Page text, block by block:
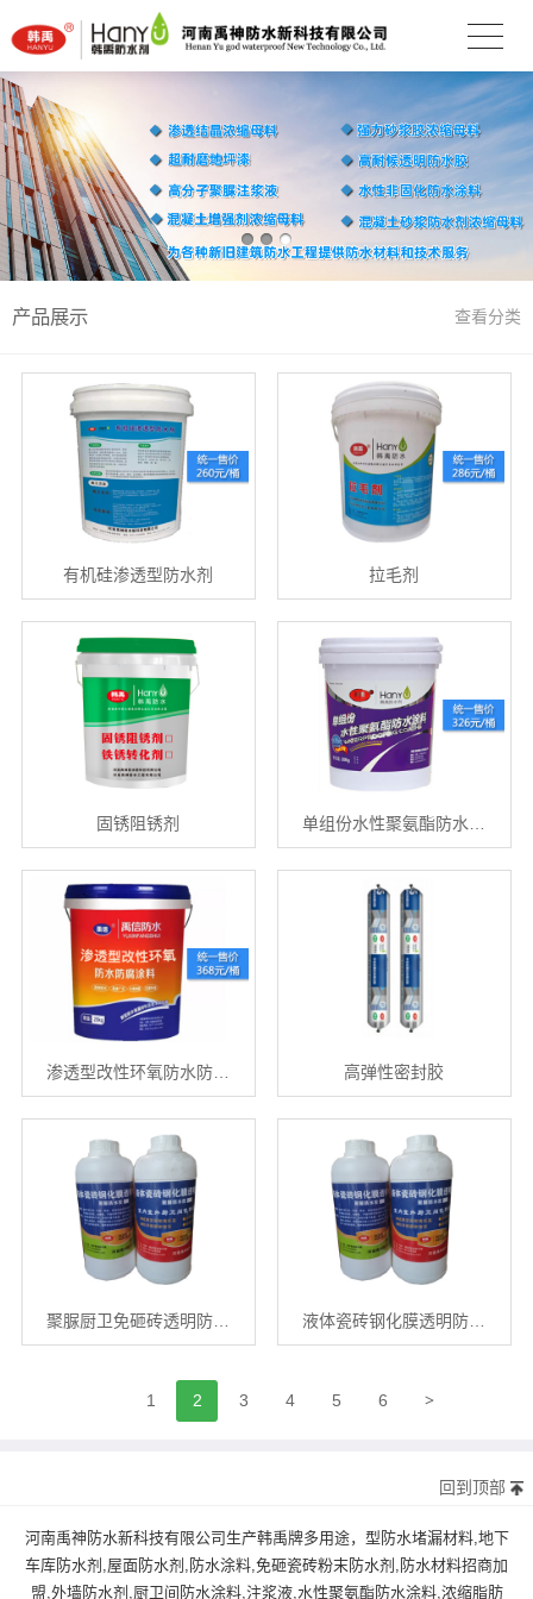
产品展示 查看分类
有机硅渗透型防水剂 拉毛剂
固锈阻锈剂 单组份水性聚氨酯防水…
渗透型改性环氧防水防… 高弹性密封胶
聚脲厨卫免砸砖透明防… 液体瓷砖钢化膜透明防…
1 2 3 4 5 6 >
回到顶部
河南禹神防水新科技有限公司生产韩禹牌多用途，型防水堵漏材料,地下
车库防水剂,屋面防水剂,防水涂料,免砸瓷砖粉末防水剂,防水材料招商加
盟,外墙防水剂,厨卫间防水涂料,注浆液,水性聚氨酯防水涂料,浓缩脂肪